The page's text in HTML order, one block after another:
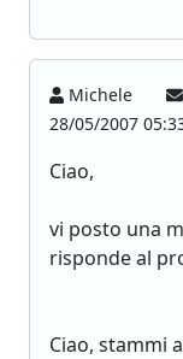
Michele
28/05/2007
Ciao,
vi posto una
risponde al
Ciao, stammi